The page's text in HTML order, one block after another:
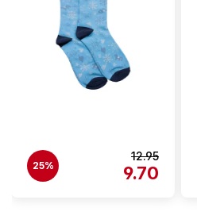
25%
12.95
9.70